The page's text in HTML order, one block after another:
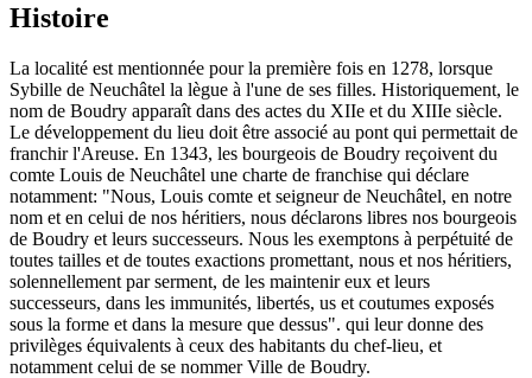
Histoire
La localité est mentionnée pour la première fois en 1278, lorsque
Sybille de Neuchâtel la lègue à l'une de ses filles. Historiquement, le
nom de Boudry apparaît dans des actes du XIIe et du XIIIe siècle.
Le développement du lieu doit être associé au pont qui permettait de
franchir l'Areuse. En 1343, les bourgeois de Boudry reçoivent du
comte Louis de Neuchâtel une charte de franchise qui déclare
notamment: "Nous, Louis comte et seigneur de Neuchâtel, en notre
nom et en celui de nos héritiers, nous déclarons libres nos bourgeois
de Boudry et leurs successeurs. Nous les exemptons à perpétuité de
toutes tailles et de toutes exactions promettant, nous et nos héritiers,
solennellement par serment, de les maintenir eux et leurs
successeurs, dans les immunités, libertés, us et coutumes exposés
sous la forme et dans la mesure que dessus". qui leur donne des
privilèges équivalents à ceux des habitants du chef-lieu, et
notamment celui de se nommer Ville de Boudry.